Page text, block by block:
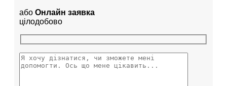
або Онлайн заявка
цілодобово